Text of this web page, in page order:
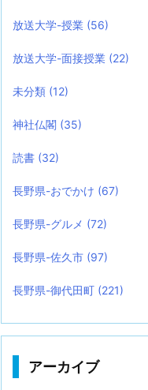
放送大学-授業 (56)
放送大学-面接授業 (22)
未分類 (12)
神社仏閣 (35)
読書 (32)
長野県-おでかけ (67)
長野県-グルメ (72)
長野県-佐久市 (97)
長野県-御代田町 (221)
アーカイブ